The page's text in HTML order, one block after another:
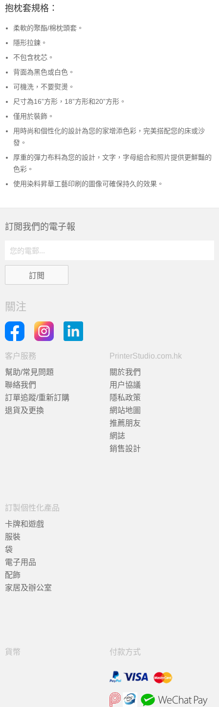
抱枕套規格：
柔軟的聚酯/棉枕頭套。
隱形拉鍊。
不包含枕芯。
背面為黑色或白色。
可機洗，不要熨燙。
尺寸為16”方形，18”方形和20”方形。
僅用於裝飾。
用時尚和個性化的設計為您的家增添色彩，完美搭配您的床或沙
發。
厚重的彈力布料為您的設計，文字，字母組合和照片提供更鮮豔的
色彩。
使用染料昇華工藝印刷的圖像可確保持久的效果。
訂閲我們的電子報
關注
客户服務
幫助/常見問題
聯絡我們
訂單追蹤/重新訂購
退貨及更換
PrinterStudio.com.hk
關於我們
用户協議
隱私政策
網站地圖
推薦朋友
網誌
銷售設計
訂製個性化產品
卡牌和遊戲
服裝
袋
電子用品
配飾
家居及辦公室
貨幣 付款方式